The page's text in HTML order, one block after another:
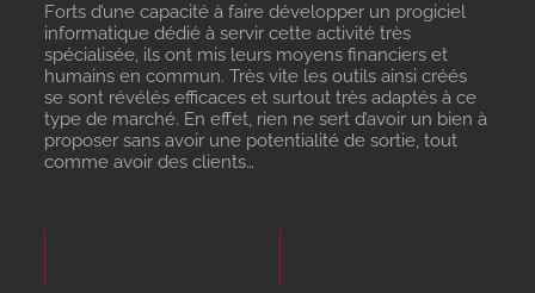
Forts d’une capacité à faire développer un progiciel
informatique dédié à servir cette activité très
spécialisée, ils ont mis leurs moyens financiers et
humains en commun. Très vite les outils ainsi créés
se sont révélés efficaces et surtout très adaptés à ce
type de marché. En effet, rien ne sert d’avoir un bien à
proposer sans avoir une potentialité de sortie, tout
comme avoir des clients…